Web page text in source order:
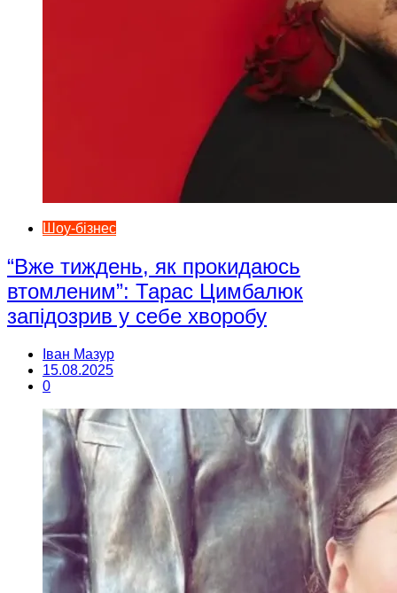
Шоу-бізнес
“Вже тиждень, як прокидаюсь
втомленим”: Тарас Цимбалюк
запідозрив у себе хворобу
Іван Мазур
15.08.2025
0